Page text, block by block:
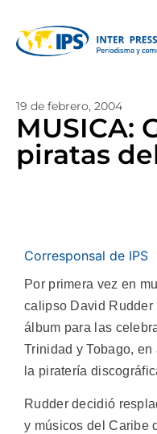
19 de febrero, 2004
MUSICA:
piratas
Corresponsal de IPS
Por primera vez en
calipso David Rudder
álbum para las
Trinidad y Tobago,
la piratería
Rudder decidió
y músicos del Caribe